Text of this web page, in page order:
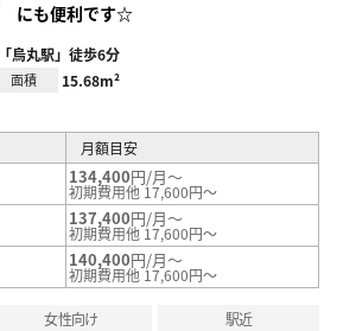
にも便利です☆
烏丸駅」徒歩6分
面積 15.68m²
月額目安
134,400円/月～
初期費用他 17,600円～
137,400円/月～
初期費用他 17,600円～
140,400円/月～
初期費用他 17,600円～
女性向け
駅近